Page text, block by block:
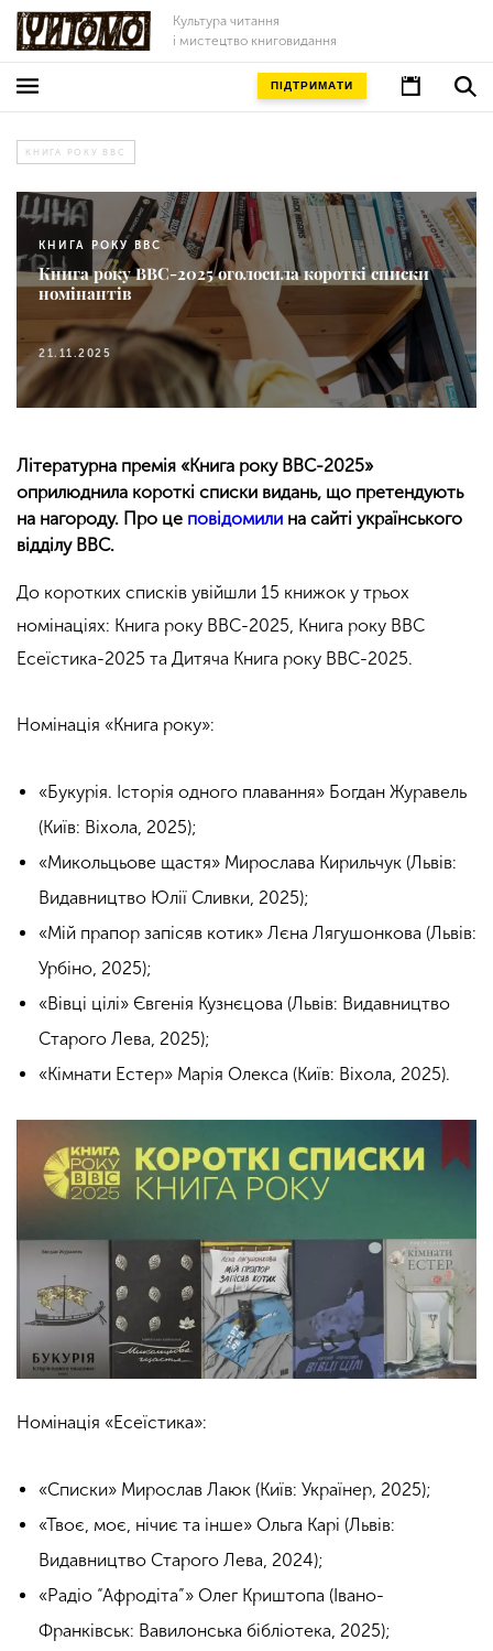
Культура читання
і мистецтво книговидання
ПІДТРИМАТИ
КНИГА РОКУ BBC
КНИГА РОКУ BBC
Книга року BBC-2025 оголосила короткі списки
номінантів
21.11.2025
Літературна премія «Книга року BBC-2025»
оприлюднила короткі списки видань, що претендують
на нагороду. Про це повідомили на сайті українського
відділу BBC.
До коротких списків увійшли 15 книжок у трьох
номінаціях: Книга року BBC-2025, Книга року BBC
Есеїстика-2025 та Дитяча Книга року BBC-2025.
Номінація «Книга року»:
«Букурія. Історія одного плавання» Богдан Журавель
(Київ: Віхола, 2025);
«Микольцьове щастя» Мирослава Кирильчук (Львів:
Видавництво Юлії Сливки, 2025);
«Мій прапор запісяв котик» Лєна Лягушонкова (Львів:
Урбіно, 2025);
«Вівці цілі» Євгенія Кузнєцова (Львів: Видавництво
Старого Лева, 2025);
«Кімнати Естер» Марія Олекса (Київ: Віхола, 2025).
Номінація «Есеїстика»:
«Списки» Мирослав Лаюк (Київ: Українер, 2025);
«Твоє, моє, нічиє та інше» Ольга Карі (Львів:
Видавництво Старого Лева, 2024);
«Радіо “Афродіта”» Олег Криштопа (Івано-
Франківськ: Вавилонська бібліотека, 2025);